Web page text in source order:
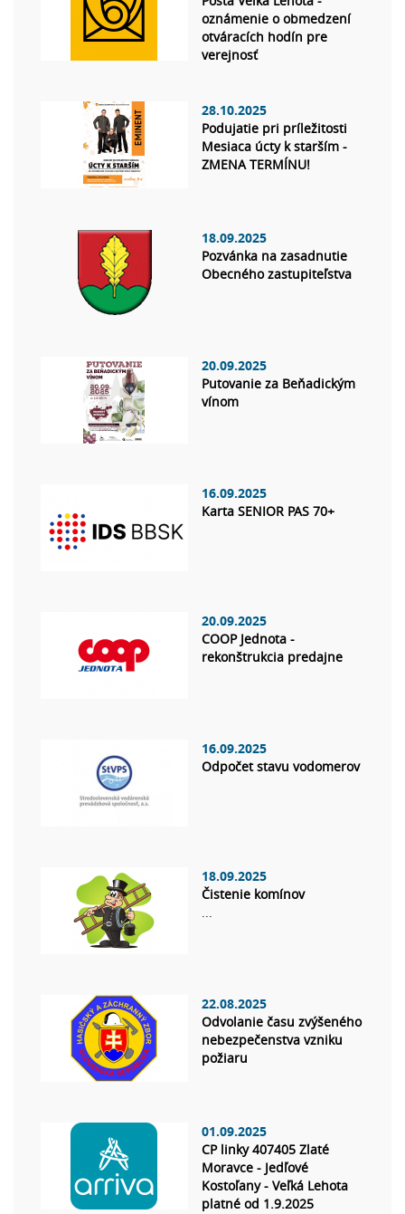
oznámenie o obmedzení
otváracích hodín pre
verejnosť
28.10.2025
Podujatie pri príležitosti
Mesiaca úcty k starším -
ZMENA TERMÍNU!
18.09.2025
Pozvánka na zasadnutie
Obecného zastupiteľstva
20.09.2025
Putovanie za Beňadickým
vínom
16.09.2025
Karta SENIOR PAS 70+
20.09.2025
COOP Jednota -
rekonštrukcia predajne
16.09.2025
Odpočet stavu vodomerov
18.09.2025
Čistenie komínov
...
22.08.2025
Odvolanie času zvýšeného
nebezpečenstva vzniku
požiaru
01.09.2025
CP linky 407405 Zlaté
Moravce - Jedľové
Kostoľany - Veľká Lehota
platné od 1.9.2025